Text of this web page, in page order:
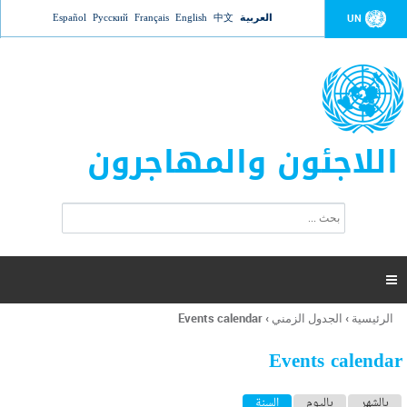
Jump to navigation UN العربية 中文
English
Français
Русский
Español
اللاجئون والمهاجرون
ت
ر
ل
ح
ب

أنت
هنا
الرئيسية › الجدول الزمني ›
Events calendar
Events calendar